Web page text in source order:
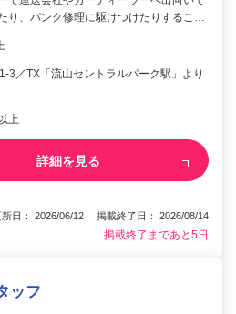
り、パンク修理に駆けつけたりするこ…
3／TX「流山セントラルパーク駅」より
上
詳細を見る
新日： 2026/06/12 掲載終了日： 2026/08/14
掲載終了まであと5日
ッフ